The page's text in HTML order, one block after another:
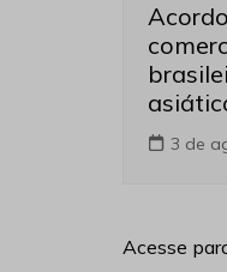
3 de
Acesse